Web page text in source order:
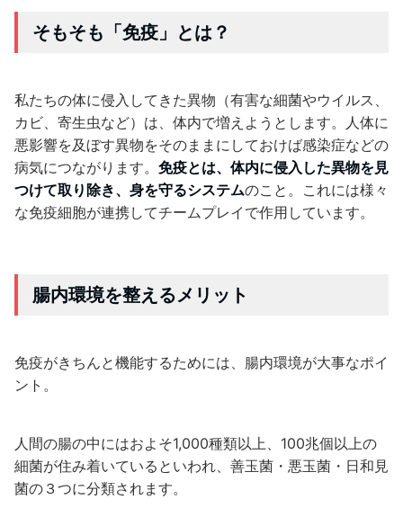
そもそも「免疫」とは？
私たちの体に侵入してきた異物（有害な細菌やウイルス、
カビ、寄生虫など）は、体内で増えようとします。人体に
悪影響を及ぼす異物をそのままにしておけば感染症などの
病気につながります。 免疫とは、体内に侵入した異物を見
つけて取り除き、身を守るシステムのこと。これには様々
な免疫細胞が連携してチームプレイで作用しています。
腸内環境を整えるメリット
免疫がきちんと機能するためには、腸内環境が大事なポイ
ント。
人間の腸の中にはおよそ1,000種類以上、100兆個以上の
細菌が住み着いているといわれ、善玉菌・悪玉菌・日和見
菌の３つに分類されます。